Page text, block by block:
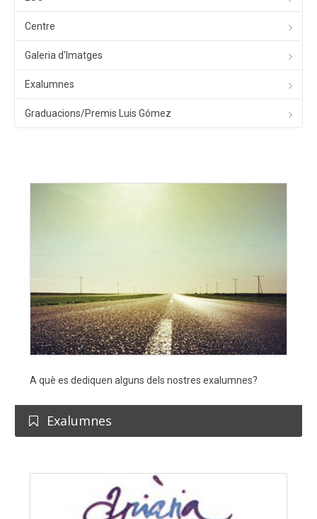
Centre
Galeria d'Imatges
Exalumnes
Graduacions/Premis Luis Gómez
A què es dediquen alguns dels nostres exalumnes?
Exalumnes